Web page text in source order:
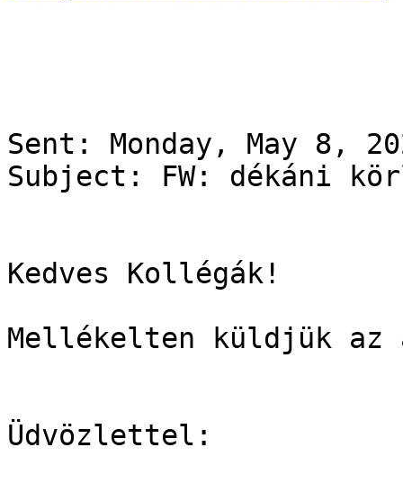
Sent: Monday, May 8,
Subject: FW: dékáni
Kedves Kollégák!
Mellékelten küldjük
Üdvözlettel: